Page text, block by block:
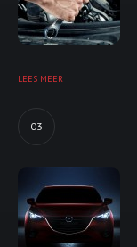
LEES MEER
03